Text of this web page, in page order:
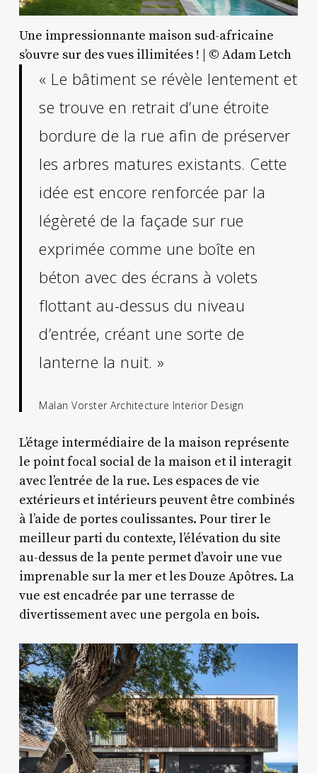
Une impressionnante maison sud-africaine
s’ouvre sur des vues illimitées ! | © Adam Letch
« Le bâtiment se révèle lentement et
se trouve en retrait d’une étroite
bordure de la rue afin de préserver
les arbres matures existants. Cette
idée est encore renforcée par la
légèreté de la façade sur rue
exprimée comme une boîte en
béton avec des écrans à volets
flottant au-dessus du niveau
d’entrée, créant une sorte de
lanterne la nuit. »
Malan Vorster Architecture Interior Design
L’étage intermédiaire de la maison représente
le point focal social de la maison et il interagit
avec l’entrée de la rue. Les espaces de vie
extérieurs et intérieurs peuvent être combinés
à l’aide de portes coulissantes. Pour tirer le
meilleur parti du contexte, l’élévation du site
au-dessus de la pente permet d’avoir une vue
imprenable sur la mer et les Douze Apôtres. La
vue est encadrée par une terrasse de
divertissement avec une pergola en bois.